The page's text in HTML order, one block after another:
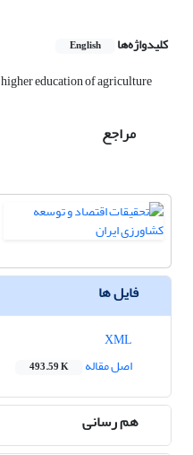
کلیدواژه‌ها English
higher education of agriculture
مراجع
فایل ها
اصل مقاله
493.59 K
هم رسانی